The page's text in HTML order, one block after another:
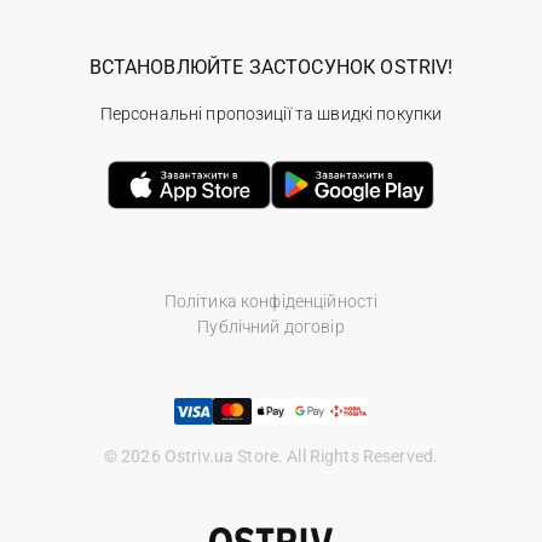
Політика конфіденційності
Публічний договір
© 2026 Ostriv.ua Store. All Rights Reserved.
ВСТАНОВЛЮЙТЕ ЗАСТОСУНОК OSTRIV!
Персональні пропозиції та швидкі покупки